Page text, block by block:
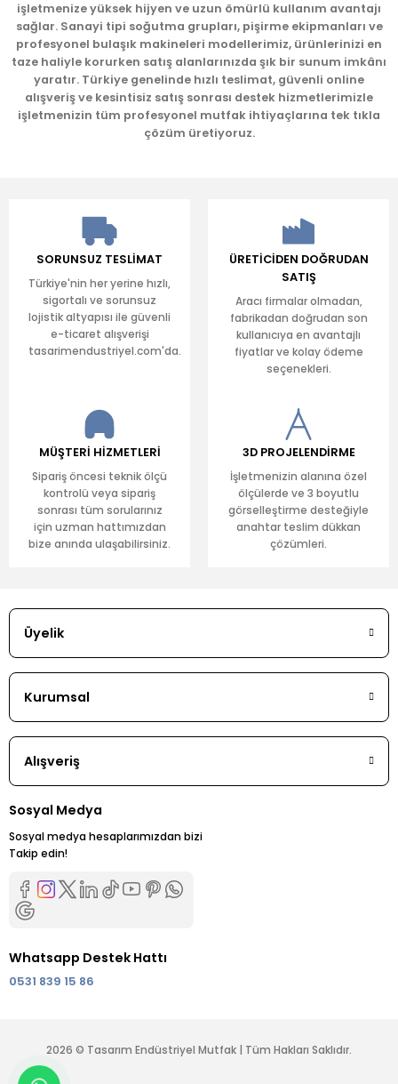
Gönder
işletmenize yüksek hijyen ve uzun ömürlü kullanım avantajı
sağlar. Sanayi tipi soğutma grupları, pişirme ekipmanları ve
profesyonel bulaşık makineleri modellerimiz, ürünlerinizi en
taze haliyle korurken satış alanlarınızda şık bir sunum imkânı
yaratır. Türkiye genelinde hızlı teslimat, güvenli online
alışveriş ve kesintisiz satış sonrası destek hizmetlerimizle
işletmenizin tüm profesyonel mutfak ihtiyaçlarına tek tıkla
çözüm üretiyoruz.
SORUNSUZ TESLİMAT
Türkiye'nin her yerine hızlı,
sigortalı ve sorunsuz
lojistik altyapısı ile güvenli
e-ticaret alışverişi
tasarimendustriyel.com'da.
ÜRETİCİDEN DOĞRUDAN
SATIŞ
Aracı firmalar olmadan,
fabrikadan doğrudan son
kullanıcıya en avantajlı
fiyatlar ve kolay ödeme
seçenekleri.
MÜŞTERİ HİZMETLERİ
Sipariş öncesi teknik ölçü
kontrolü veya sipariş
sonrası tüm sorularınız
için uzman hattımızdan
bize anında ulaşabilirsiniz.
3D PROJELENDİRME
İşletmenizin alanına özel
ölçülerde ve 3 boyutlu
görselleştirme desteğiyle
anahtar teslim dükkan
çözümleri.
Üyelik
Kurumsal
Alışveriş
Sosyal Medya
Sosyal medya hesaplarımızdan bizi
Takip edin!
Whatsapp Destek Hattı
0531 839 15 86
2026 © Tasarım Endüstriyel Mutfak | Tüm Hakları Saklıdır.